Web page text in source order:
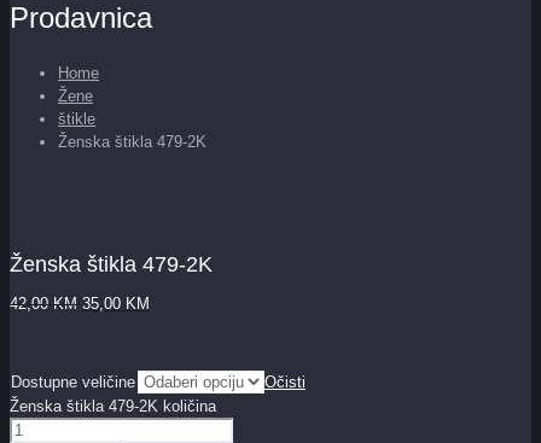
Prodavnica
Home
Žene
štikle
Ženska štikla 479-2K
Ženska štikla 479-2K
42,00 KM 35,00 KM
Dostupne veličine
Očisti
Ženska štikla 479-2K količina